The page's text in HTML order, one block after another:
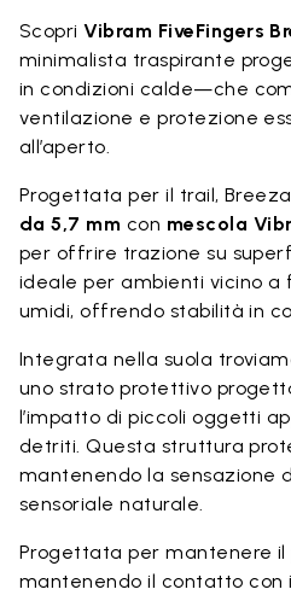
ScopriVibram FiveFingers
minimalista traspirante
in condizioni calde—che
ventilazione e protezione
all’aperto.
Progettata per il trail,
da 5,7 mm con mescola
per offrire trazione su
ideale per ambienti vicino a
umidi, offrendo stabilità in
Integrata nella suola
uno strato protettivo
l’impatto di piccoli oggetti
detriti. Questa struttura
mantenendo la sensazione
sensoriale naturale.
Progettata per mantenere
mantenendo il contatto con